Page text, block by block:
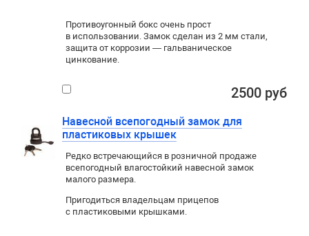
Противоугонный бокс очень прост
в использовании. Замок сделан из 2 мм стали,
защита от коррозии — гальваническое
цинкование.
2500 руб
Навесной всепогодный замок для
пластиковых крышек
Редко встречающийся в розничной продаже
всепогодный влагостойкий навесной замок
малого размера.
Пригодиться владельцам прицепов
с пластиковыми крышками.